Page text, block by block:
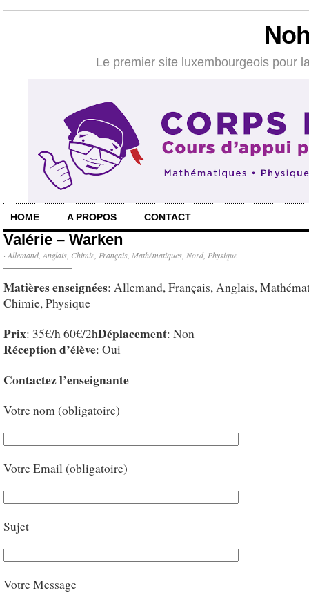
Le premier site luxembourgeois pour
HOME A PROPOS CONTACT
Valérie – Warken
· Allemand, Anglais Chimie Français Mathématiques Nord, Physique
Matières enseignées: Allemand, Français, Anglais,
Chimie, Physique
Prix: 35€/h 60€/2hDéplacement: Non
Réception d’élève: Oui
Contactez l’enseignante
Votre nom (obligatoire)
Votre Email (obligatoire)
Sujet
Votre Message